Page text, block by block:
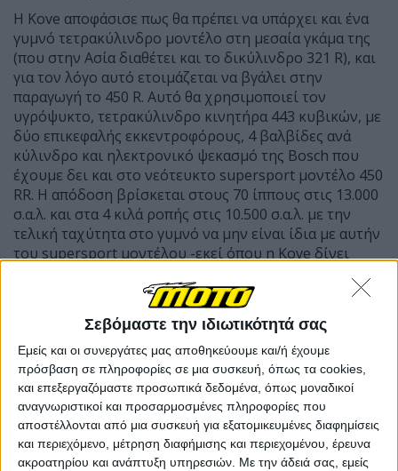
Σεβόμαστε την ιδιωτικότητά σας
Εμείς και οι συνεργάτες μας αποθηκεύουμε και/ή έχουμε
πρόσβαση σε πληροφορίες σε μια συσκευή, όπως τα cookies,
και επεξεργαζόμαστε προσωπικά δεδομένα, όπως μοναδικοί
αναγνωριστικοί και προσαρμοσμένες πληροφορίες που
αποστέλλονται από μια συσκευή για εξατομικευμένες διαφημίσεις
και περιεχόμενο, μέτρηση διαφήμισης και περιεχομένου, έρευνα
ακροατηρίου και ανάπτυξη υπηρεσιών. Με την άδειά σας, εμείς
Η Kove αποφάσισε πως θα πρέπει να υπάρχει και ένα
γυμνό τετρακύλινδρο μοντέλο στη μεσαία γκάμα της
(που στην Ασία διαθέτει και το δικύλινδρο 321 R), και
για τον λόγο αυτό ετοιμάζεται να βγάλει στην
παραγωγή το 450 R. Αυτό θα χρησιμοποιεί τον
υγρόψυκτο, τετρακύλινδρο κινητήρα 443 κυβικών, με
δύο επικεφαλής εκκεντροφόρους, 4 βαλβίδες ανά
κύλινδρο και ηλεκτρονικό ψεκασμό της Bosch που
έχουμε δει και στο νεότευκτο supersport μοντέλο 450
RR. Η απόδοση βρίσκεται στους 70 ίππους στις 13.000
σ.α.λ. και στα 4 κιλά ροπής στις 10.500 σ.α.λ. με την
τελική ταχύτητα στο γυμνό να μην είναι ίδια με αυτήν
του supersport μοντέλου -εκεί όπου η Kove δίνει